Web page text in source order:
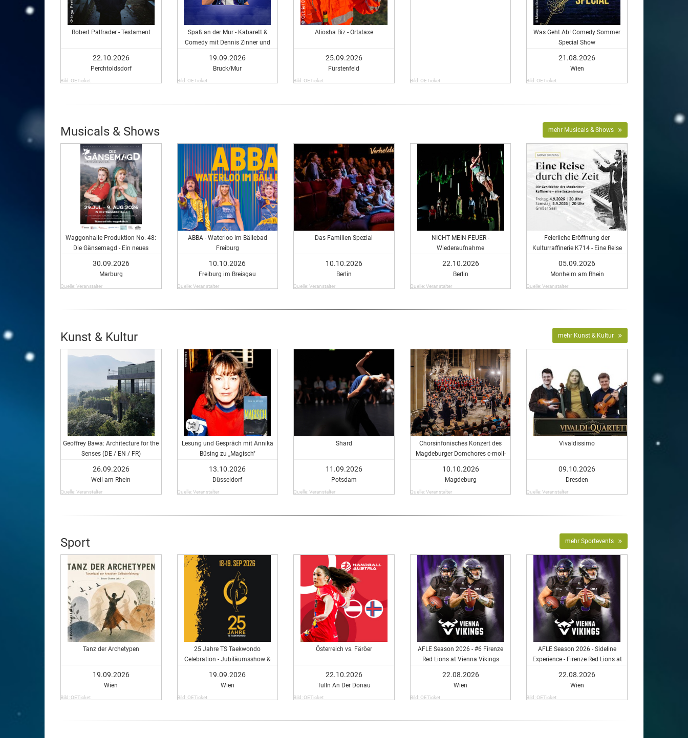
Robert Palfrader - Testament
22.10.2026
Perchtoldsdorf
Bild: OETicket
Spaß an der Mur - Kabarett &
Comedy mit Dennis Zinner und
19.09.2026
Bruck/Mur
Bild: OETicket
Aliosha Biz - Ortstaxe
25.09.2026
Fürstenfeld
Bild: OETicket Bild: OETicket
Was Geht Ab! Comedy Sommer
Special Show
21.08.2026
Wien
Bild: OETicket
Musicals & Shows mehr Musicals & Shows
Waggonhalle Produktion No. 48:
Die Gänsemagd - Ein neues
30.09.2026
Marburg
Quelle: Veranstalter
ABBA - Waterloo im Bällebad
Freiburg
10.10.2026
Freiburg im Breisgau
Quelle: Veranstalter
Das Familien Spezial
10.10.2026
Berlin
Quelle: Veranstalter
NICHT MEIN FEUER -
Wiederaufnahme
22.10.2026
Berlin
Quelle: Veranstalter
Feierliche Eröffnung der
Kulturraffinerie K714 - Eine Reise
05.09.2026
Monheim am Rhein
Quelle: Veranstalter
Kunst & Kultur mehr Kunst & Kultur
Geoffrey Bawa: Architecture for the
Senses (DE / EN / FR)
26.09.2026
Weil am Rhein
Quelle: Veranstalter
Lesung und Gespräch mit Annika
Büsing zu ,,Magisch"
13.10.2026
Düsseldorf
Quelle: Veranstalter
Shard
11.09.2026
Potsdam
Quelle: Veranstalter
Chorsinfonisches Konzert des
Magdeburger Domchores c-moll-
des Magdeburger Domchores c-
Moll Messe
10.10.2026
Magdeburg
Quelle: Veranstalter
Vivaldissimo
09.10.2026
Dresden
Quelle: Veranstalter
Sport mehr Sportevents
Tanz der Archetypen
19.09.2026
Wien
Bild: OETicket
25 Jahre TS Taekwondo
Celebration - Jubiläumsshow &
19.09.2026
Wien
Bild: OETicket
Österreich vs. Färöer
22.10.2026
Tulln An Der Donau
Bild: OETicket
AFLE Season 2026 - #6 Firenze
Red Lions at Vienna Vikings
22.08.2026
Wien
Bild: OETicket
AFLE Season 2026 - Sideline
Experience - Firenze Red Lions at
22.08.2026
Wien
Bild: OETicket